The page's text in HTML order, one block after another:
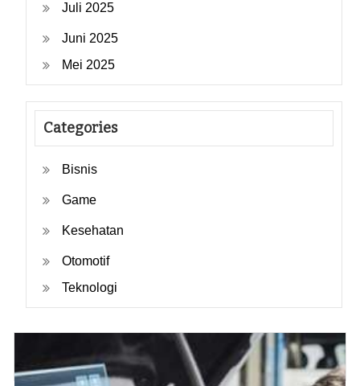
Juli 2025
Juni 2025
Mei 2025
Categories
Bisnis
Game
Kesehatan
Otomotif
Teknologi